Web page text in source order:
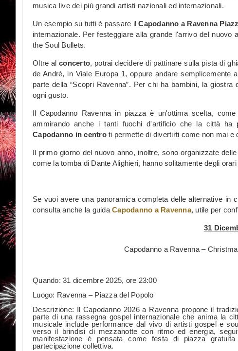
musica live dei più grandi artisti nazionali ed internazionali.
Un esempio su tutti è passare ilCapodanno a Ravenna
internazionale. Per festeggiare alla grande l'arrivo del
the Soul Bullets.
Oltre alconcerto, potrai decidere di pattinare sulla pista di
de Andrè, in Viale Europa 1, oppure andare semplicemente
parte della “Scopri Ravenna”. Per chi ha bambini, la
ogni gusto.
Il Capodanno Ravenna in piazza è un'ottima scelta,
ammirando anche i tanti fuochi d'artificio che la città ha
Capodanno in centroti permette di divertirti come non mai e
Il primo giorno del nuovo anno, inoltre, sono organizzate
come la tomba di Dante Alighieri, hanno solitamente degli
Se vuoi avere una panoramica completa delle alternative in
consulta anche la guida Capodanno a Ravenna, utile per
31
Capodanno a Ravenna –
Quando: 31 dicembre 2025, ore 23:00
Luogo: Ravenna – Piazza del Popolo
Descrizione: Il Capodanno 2026 a Ravenna propone il
parte di una rassegna gospel internazionale che anima la
musicale include performance dal vivo di artisti gospel e
verso il brindisi di mezzanotte con ritmo ed energia,
manifestazione è pensata come festa di piazza
partecipazione collettiva.